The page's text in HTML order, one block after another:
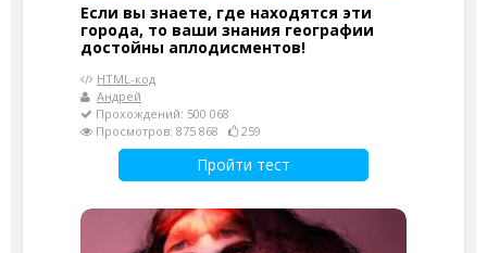
Если вы знаете, где находятся эти
города, то ваши знания географии
достойны аплодисментов!
HTML-код
Андрей
Прохождений: 500 068
Просмотров: 875 868
259
Пройти тест